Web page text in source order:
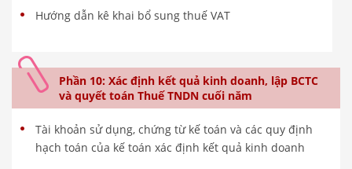
Hướng dẫn kê khai bổ sung thuế VAT
Phần 10: Xác định kết quả kinh doanh, lập BCTC
và quyết toán Thuế TNDN cuối năm
Tài khoản sử dụng, chứng từ kế toán và các quy định
hạch toán của kế toán xác định kết quả kinh doanh